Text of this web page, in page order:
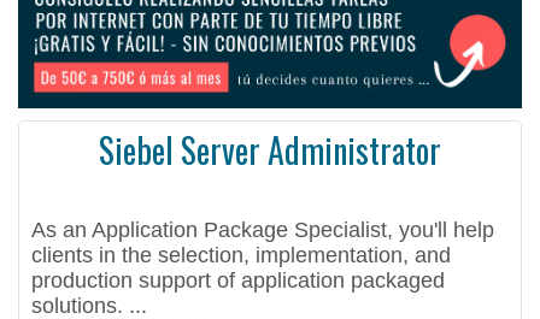
Siebel Server Administrator
As an Application Package Specialist, you'll help
clients in the selection, implementation, and
production support of application packaged
solutions. ...